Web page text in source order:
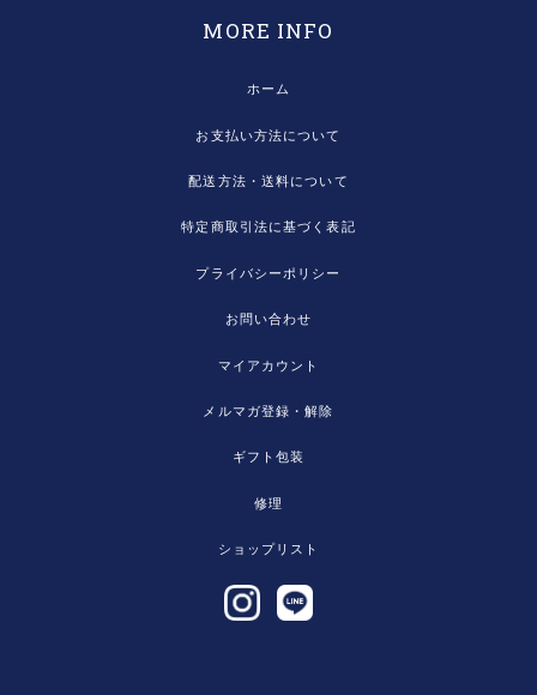
MORE INFO
ホーム
お支払い方法について
配送方法・送料について
特定商取引法に基づく表記
プライバシーポリシー
お問い合わせ
マイアカウント
メルマガ登録・解除
ギフト包装
修理
ショップリスト